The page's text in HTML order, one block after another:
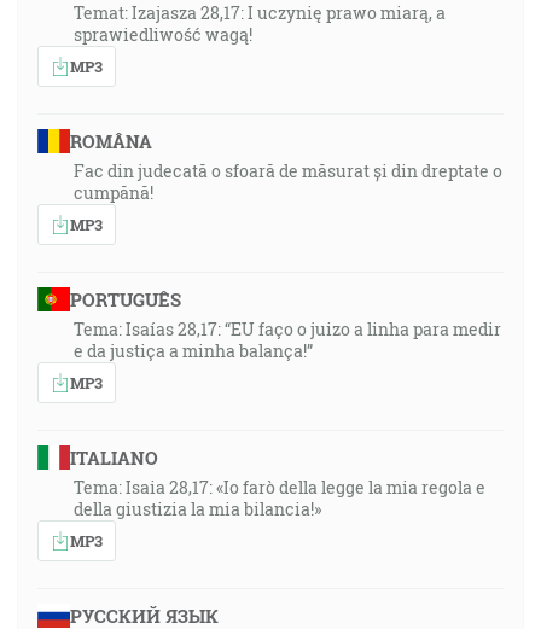
Temat: Izajasza 28,17: I uczynię prawo miarą, a
sprawiedliwość wagą!
MP3
ROMÂNA
Fac din judecată o sfoară de măsurat și din dreptate o
cumpănă!
MP3
PORTUGUÊS
Tema: Isaías 28,17: “EU faço o juizo a linha para medir
e da justiça a minha balança!”
MP3
ITALIANO
Tema: Isaia 28,17: «Io farò della legge la mia regola e
della giustizia la mia bilancia!»
MP3
РУССКИЙ ЯЗЫК